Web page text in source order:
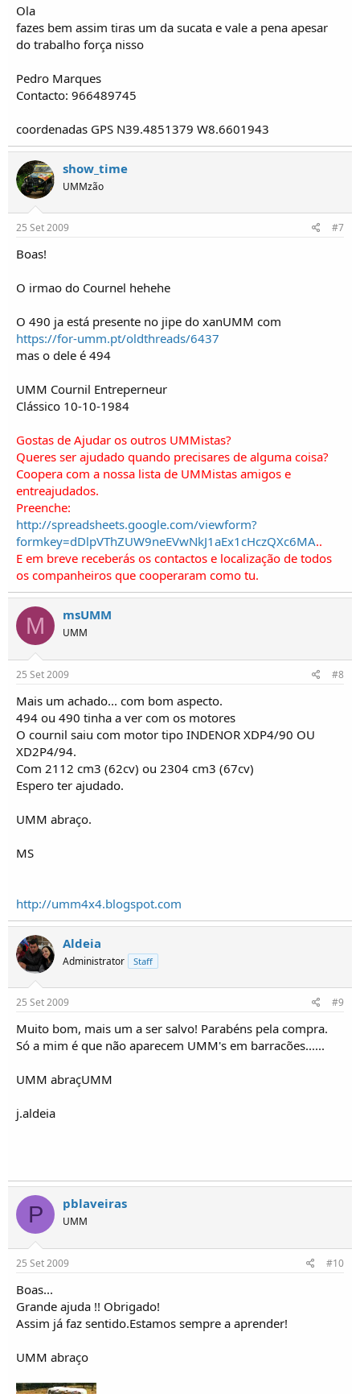
Ola
fazes bem assim tiras um da sucata e vale a pena apesar
do trabalho força nisso
Pedro Marques
Contacto: 966489745
coordenadas GPS N39.4851379 W8.6601943
show_time
UMMzão
25 Set 2009 #7
Boas!
O irmao do Cournel hehehe
O 490 ja está presente no jipe do xanUMM com
https://for-umm.pt/oldthreads/6437
mas o dele é 494
UMM Cournil Entreperneur
Clássico 10-10-1984
Gostas de Ajudar os outros UMMistas?
Queres ser ajudado quando precisares de alguma coisa?
Coopera com a nossa lista de UMMistas amigos e
entreajudados.
Preenche:
http://spreadsheets.google.com/viewform?
formkey=dDlpVThZUW9neEVwNkJ1aEx1cHczQXc6MA..
E em breve receberás os contactos e localização de todos
os companheiros que cooperaram como tu.
M msUMM
UMM
25 Set 2009 #8
Mais um achado... com bom aspecto.
494 ou 490 tinha a ver com os motores
O cournil saiu com motor tipo INDENOR XDP4/90 OU
XD2P4/94.
Com 2112 cm3 (62cv) ou 2304 cm3 (67cv)
Espero ter ajudado.
UMM abraço.
MS
http://umm4x4.blogspot.com
Aldeia
Administrator Staff
25 Set 2009 #9
Muito bom, mais um a ser salvo! Parabéns pela compra.
Só a mim é que não aparecem UMM's em barracões......
UMM abraçUMM
j.aldeia
P pblaveiras
UMM
25 Set 2009 #10
Boas...
Grande ajuda !! Obrigado!
Assim já faz sentido.Estamos sempre a aprender!
UMM abraço